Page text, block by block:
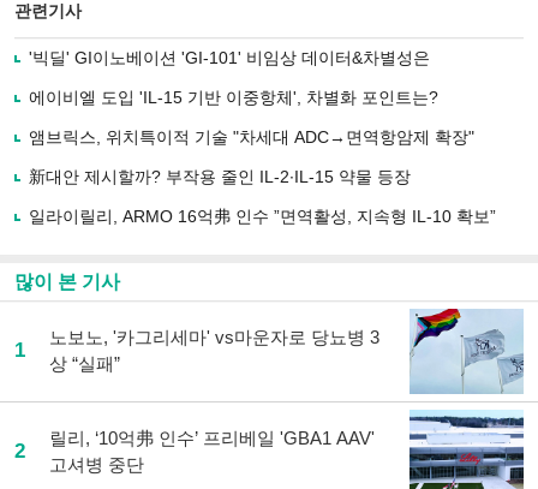
로
사
유
기
관련기사
'빅딜' GI이노베이션 'GI-101' 비임상 데이터&차별성은
에이비엘 도입 'IL-15 기반 이중항체', 차별화 포인트는?
앰브릭스, 위치특이적 기술 "차세대 ADC→면역항암제 확장"
新대안 제시할까? 부작용 줄인 IL-2∙IL-15 약물 등장
일라이릴리, ARMO 16억弗 인수 ”면역활성, 지속형 IL-10 확보”
많이 본 기사
1
노보노, '카그리세마' vs마운자로 당뇨병 3
상 “실패”
2
릴리, ‘10억弗 인수’ 프리베일 'GBA1 AAV'
고셔병 중단